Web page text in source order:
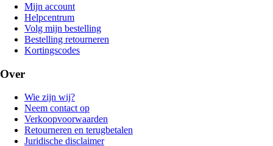
Mijn account
Helpcentrum
Volg mijn bestelling
Bestelling retourneren
Kortingscodes
Over
Wie zijn wij?
Neem contact op
Verkoopvoorwaarden
Retourneren en terugbetalen
Juridische disclaimer